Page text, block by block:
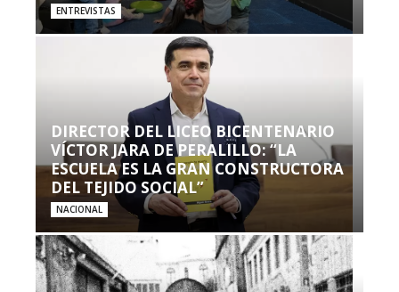
ENTREVISTAS
DIRECTOR DEL LICEO BICENTENARIO
VÍCTOR JARA DE PERALILLO: “LA
ESCUELA ES LA GRAN CONSTRUCTORA
DEL TEJIDO SOCIAL”
NACIONAL